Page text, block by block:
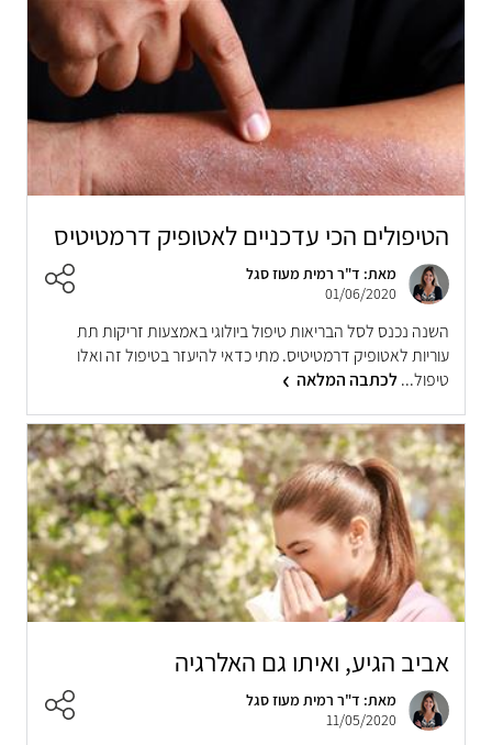
הטיפולים הכי עדכניים לאטופיק דרמטיטיס
מאת: ד"ר רמית מעוז סגל
01/06/2020
השנה נכנס לסל הבריאות טיפול ביולוגי באמצעות זריקות תת
עוריות לאטופיק דרמטיטיס. מתי כדאי להיעזר בטיפול זה ואלו
טיפול...לכתבה המלאה
אביב הגיע, ואיתו גם האלרגיה
מאת: ד"ר רמית מעוז סגל
11/05/2020